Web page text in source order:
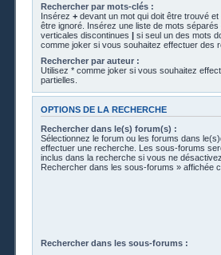
Rechercher par mots-clés :
Insérez + devant un mot qui doit être trouvé et
être ignoré. Insérez une liste de mots
verticales discontinues | si seul un des mots
comme joker si vous souhaitez effectuer des
Rechercher par auteur :
Utilisez * comme joker si vous souhaitez
partielles.
OPTIONS DE LA RECHERCHE
Rechercher dans le(s) forum(s) :
Sélectionnez le forum ou les forums dans
effectuer une recherche. Les sous-forums
inclus dans la recherche si vous ne
Rechercher dans les sous-forums » affichée
Rechercher dans les sous-forums :